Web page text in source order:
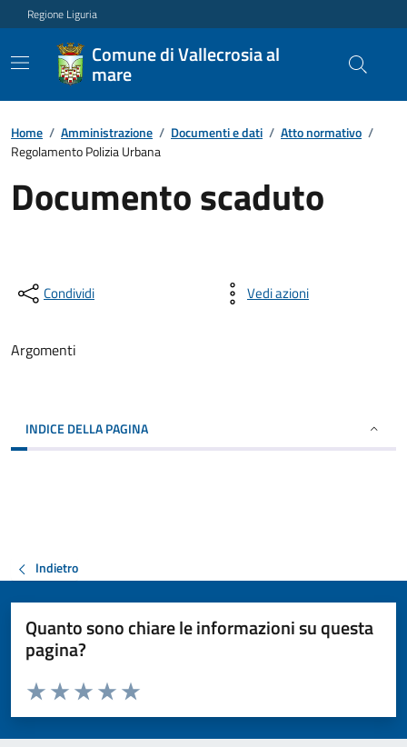
Regione Liguria
Comune di Vallecrosia al
mare
Home / Amministrazione / Documenti e dati / Atto normativo /
Regolamento Polizia Urbana
Documento scaduto
Condividi Vedi azioni
Argomenti
INDICE DELLA PAGINA
Indietro
Quanto sono chiare le informazioni su questa
pagina?
Valuta da 1 a 5 stelle la pagina
Valuta 5 stelle su 5
Valuta 4 stelle su 5
Valuta 3 stelle su 5
Valuta 2 stelle su 5
Valuta 1 stelle su 5